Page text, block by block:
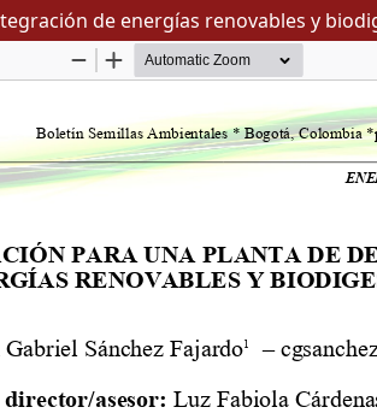
de energías renovables y